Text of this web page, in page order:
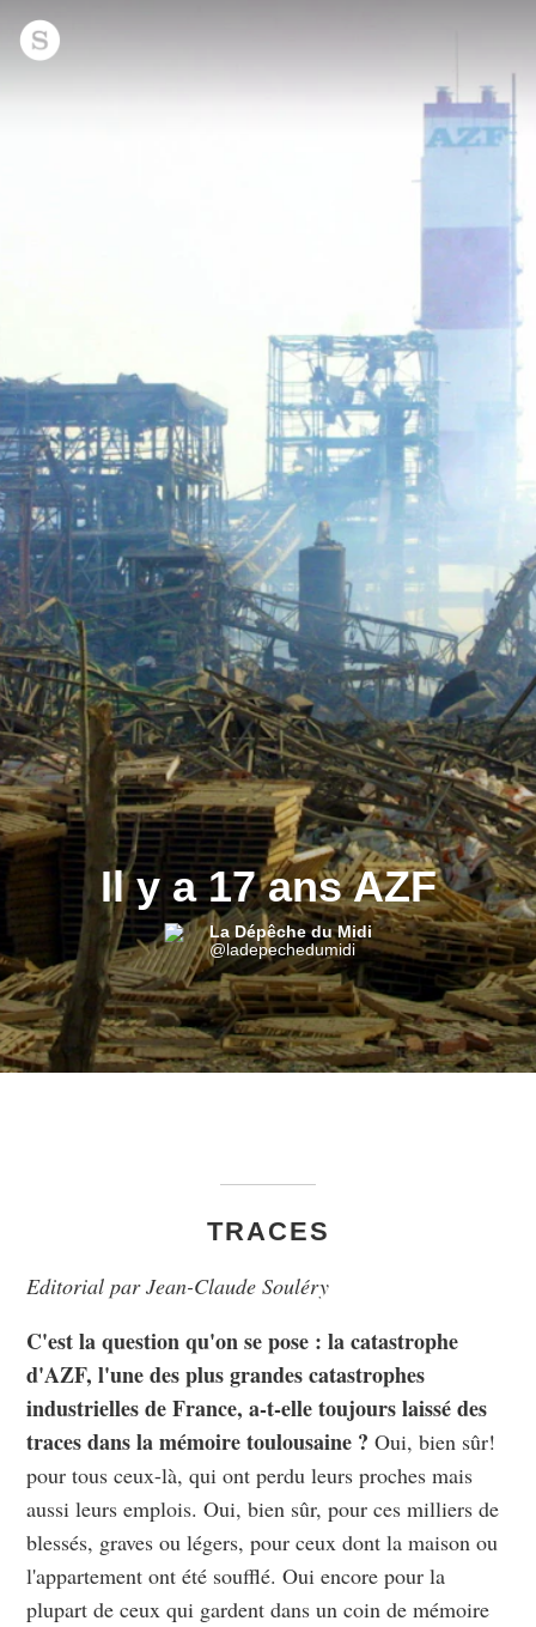
Il y a 17 ans AZF
La Dépêche du Midi
@ladepechedumidi
TRACES
Editorial par Jean-Claude Souléry
C'est la question qu'on se pose : la catastrophe
d'AZF, l'une des plus grandes catastrophes
industrielles de France, a-t-elle toujours laissé des
traces dans la mémoire toulousaine ? Oui, bien sûr!
pour tous ceux-là, qui ont perdu leurs proches mais
aussi leurs emplois. Oui, bien sûr, pour ces milliers de
blessés, graves ou légers, pour ceux dont la maison ou
l'appartement ont été soufflé. Oui encore pour la
plupart de ceux qui gardent dans un coin de mémoire